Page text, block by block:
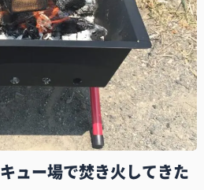
ュー場で焚き火してきた